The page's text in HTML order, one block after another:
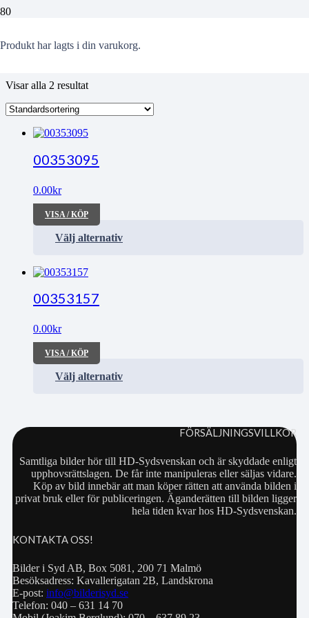
Produkt har lagts i din varukorg.
vecka
Visar alla 2 resultat
00353095
0.00kr
VISA / KÖP
Välj alternativ
00353157
0.00kr
VISA / KÖP
Välj alternativ
FÖRSÄLJNINGSVILLKOR
Samtliga bilder hör till HD-Sydsvenskan och är skyddade enligt
upphovsrättslagen. De får inte manipuleras eller säljas vidare.
Köp av bild innebär att man köper rätten att använda bilden i
privat bruk eller för publiceringen. Äganderätten till bilden ligger
hela tiden kvar hos HD-Sydsvenskan.
KONTAKTA OSS!
Bilder i Syd AB, Box 5081, 200 71 Malmö
Besöksadress: Kavallerigatan 2B, Landskrona
E-post: info@bilderisyd.se
Telefon: 040 – 631 14 70